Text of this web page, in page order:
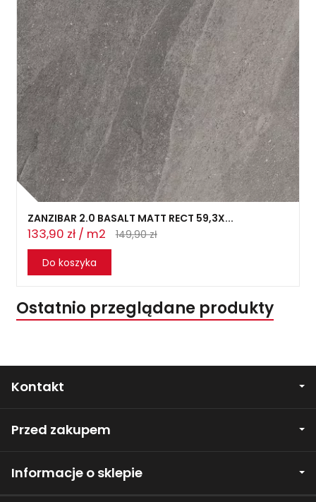
ZANZIBAR 2.0 BASALT MATT RECT 59,3X...
133,90 zł / m2
149,90 zł
Do koszyka
Ostatnio przeglądane produkty
Kontakt
Przed zakupem
Informacje o sklepie